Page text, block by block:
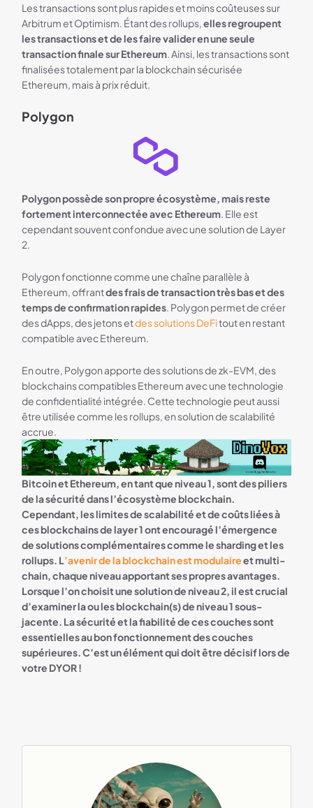
Les transactions sont plus rapides et moins coûteuses sur
Arbitrum et Optimism. Étant des rollups,elles regroupent
les transactions et de les faire valider en une seule
transaction finale sur Ethereum. Ainsi, les transactions sont
finalisées totalement par la blockchain sécurisée
Ethereum, mais à prix réduit.
Polygon
Polygon possède son propre écosystème, mais reste
fortement interconnectée avec Ethereum. Elle est
cependant souvent confondue avec une solution de Layer
2.
Polygon fonctionne comme une chaîne parallèle à
Ethereum, offrantdes frais de transaction très bas et des
temps de confirmation rapides. Polygon permet de créer
des dApps, des jetons etdes solutions DeFitout en restant
compatible avec Ethereum.
En outre, Polygon apporte des solutions de zk-EVM, des
blockchains compatibles Ethereum avec une technologie
de confidentialité intégrée. Cette technologie peut aussi
être utilisée comme les rollups, en solution de scalabilité
accrue.
Bannière Discord Dinovox
Bitcoin et Ethereum, en tant que niveau 1, sont des piliers
de la sécurité dans l’écosystème blockchain.
Cependant, les limites de scalabilité et de coûts liées à
ces blockchains de layer 1 ont encouragé l’émergence
de solutions complémentaires comme le sharding et les
rollups. L’avenir de la blockchain est modulaireet multi-
chain, chaque niveau apportant ses propres avantages.
Lorsque l’on choisit une solution de niveau 2, il est crucial
d’examiner la ou les blockchain(s) de niveau 1 sous-
jacente. La sécurité et la fiabilité de ces couches sont
essentielles au bon fonctionnement des couches
supérieures. C’est un élément qui doit être décisif lors de
votre DYOR !